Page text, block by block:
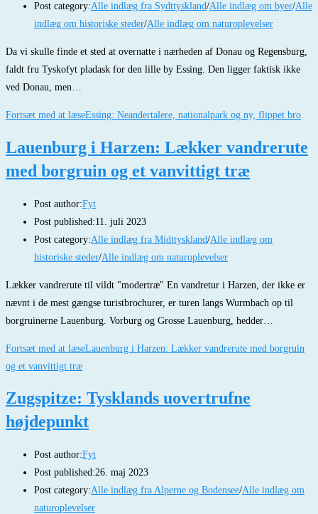
Post category:Alle indlæg fra Sydttyskland/Alle indlæg om byer/Alle
indlæg om historiske steder/Alle indlæg om naturoplevelser
Da vi skulle finde et sted at overnatte i nærheden af Donau og Regensburg,
faldt fru Tyskofyt pladask for den lille by Essing. Den ligger faktisk ikke
ved Donau, men…
Fortsæt med at læseEssing: Neandertalere, nationalpark og ny, flippet bro
Lauenburg i Harzen: Lækker vandrerute
med borgruin og et vanvittigt træ
Post author:Fyt
Post published:11. juli 2023
Post category:Alle indlæg fra Midttyskland/Alle indlæg om
historiske steder/Alle indlæg om naturoplevelser
Lækker vandrerute til vildt "modertræ" En vandretur i Harzen, der ikke er
nævnt i de mest gængse turistbrochurer, er turen langs Wurmbach op til
borgruinerne Lauenburg. Vorburg og Grosse Lauenburg, hedder…
Fortsæt med at læseLauenburg i Harzen: Lækker vandrerute med borgruin
og et vanvittigt træ
Zugspitze: Tysklands uovertrufne
højdepunkt
Post author:Fyt
Post published:26. maj 2023
Post category:Alle indlæg fra Alperne og Bodensee/Alle indlæg om
naturoplevelser